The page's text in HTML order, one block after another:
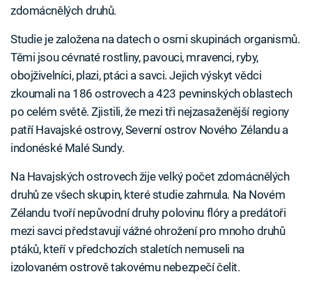
zdomácnělých druhů.
Studie je založena na datech o osmi skupinách organismů.
Těmi jsou cévnaté rostliny, pavouci, mravenci, ryby,
obojživelníci, plazi, ptáci a savci. Jejich výskyt vědci
zkoumali na 186 ostrovech a 423 pevninských oblastech
po celém světě. Zjistili, že mezi tři nejzasaženější regiony
patří Havajské ostrovy, Severní ostrov Nového Zélandu a
indonéské Malé Sundy.
Na Havajských ostrovech žije velký počet zdomácnělých
druhů ze všech skupin, které studie zahrnula. Na Novém
Zélandu tvoří nepůvodní druhy polovinu flóry a predátoři
mezi savci představují vážné ohrožení pro mnoho druhů
ptáků, kteří v předchozích staletích nemuseli na
izolovaném ostrově takovému nebezpečí čelit.